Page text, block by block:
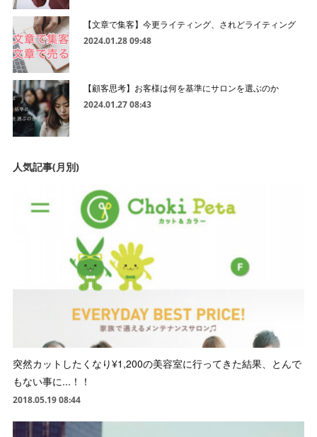
【文章で集客】今更ライティング、されどライティング
2024.01.28 09:48
【顧客思考】お客様は何を基準にサロンを選ぶのか
2024.01.27 08:43
人気記事(月別)
突然カットしたくなり¥1,200の美容室に行ってきた結果、とんで
もない事に...！！
2018.05.19 08:44